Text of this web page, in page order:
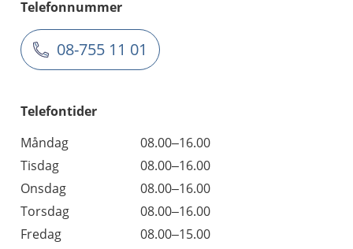
Telefonnummer
08-755 11 01
Telefontider
Måndag
08.00–16.00
Tisdag
08.00–16.00
Onsdag
08.00–16.00
Torsdag
08.00–16.00
Fredag
08.00–15.00